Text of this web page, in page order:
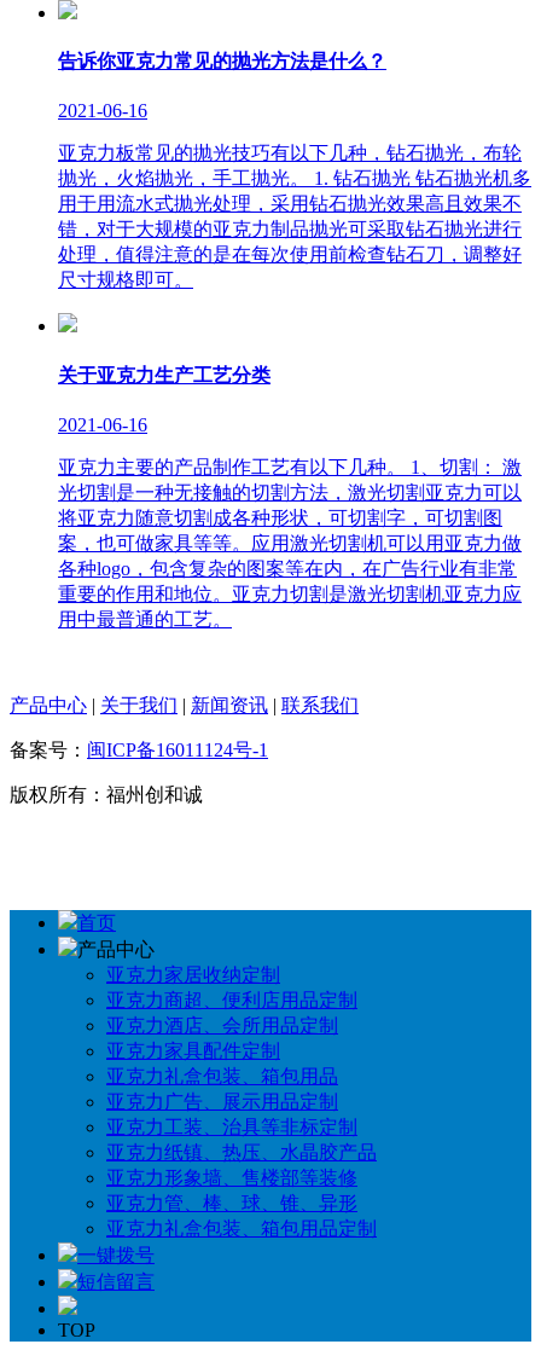
告诉你亚克力常见的抛光方法是什么？
2021-06-16
亚克力板常见的抛光技巧有以下几种，钻石抛光，布轮
抛光，火焰抛光，手工抛光。 1. 钻石抛光 钻石抛光机多
用于用流水式抛光处理，采用钻石抛光效果高且效果不
错，对于大规模的亚克力制品抛光可采取钻石抛光进行
处理，值得注意的是在每次使用前检查钻石刀，调整好
尺寸规格即可。
关于亚克力生产工艺分类
2021-06-16
亚克力主要的产品制作工艺有以下几种。 1、切割： 激
光切割是一种无接触的切割方法，激光切割亚克力可以
将亚克力随意切割成各种形状，可切割字，可切割图
案，也可做家具等等。应用激光切割机可以用亚克力做
各种logo，包含复杂的图案等在内，在广告行业有非常
重要的作用和地位。亚克力切割是激光切割机亚克力应
用中最普通的工艺。
产品中心 | 关于我们 | 新闻资讯 | 联系我们
备案号： 闽ICP备16011124号-1
版权所有：福州创和诚
首页
产品中心
亚克力家居收纳定制
亚克力商超、便利店用品定制
亚克力酒店、会所用品定制
亚克力家具配件定制
亚克力礼盒包装、箱包用品
亚克力广告、展示用品定制
亚克力工装、治具等非标定制
亚克力纸镇、热压、水晶胶产品
亚克力形象墙、售楼部等装修
亚克力管、棒、球、锥、异形
亚克力礼盒包装、箱包用品定制
一键拨号
短信留言
TOP